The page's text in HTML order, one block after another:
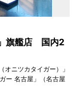
旗艦店 国内2
ニツカタイガー）」
ー 名古屋」（名古屋